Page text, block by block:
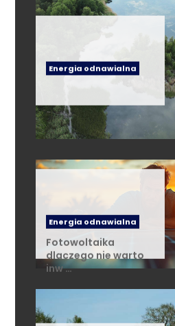
Energia odnawialna
Energia odnawialna
Fotowoltaika
dlaczego nie warto
inw …